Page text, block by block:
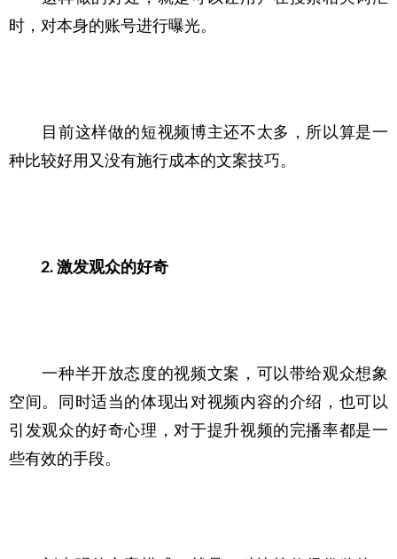
时，对本身的账号进行曝光。
目前这样做的短视频博主还不太多，所以算是一
种比较好用又没有施行成本的文案技巧。
2. 激发观众的好奇
一种半开放态度的视频文案，可以带给观众想象
空间。同时适当的体现出对视频内容的介绍，也可以
引发观众的好奇心理，对于提升视频的完播率都是一
些有效的手段。